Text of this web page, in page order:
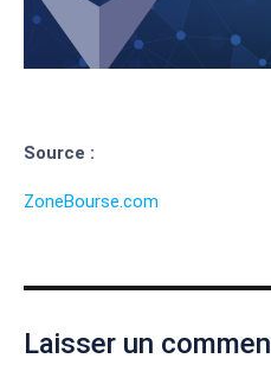
Source :
ZoneBourse.com
Laisser un